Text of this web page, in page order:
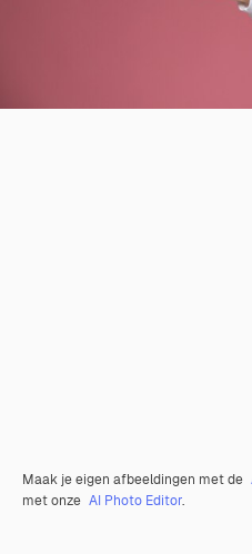
Maak je eigen afbeeldingen met de
met onze AI Photo Editor.